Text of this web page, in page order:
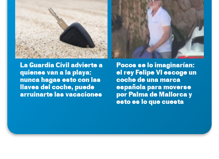
La Guardia Civil advierte a
quienes van a la playa:
nunca hagas esto con las
llaves del coche, puede
arruinarte las vacaciones
Pocos se lo imaginarían:
el rey Felipe VI escoge un
coche de una marca
española para moverse
por Palma de Mallorca y
esto es lo que cuesta